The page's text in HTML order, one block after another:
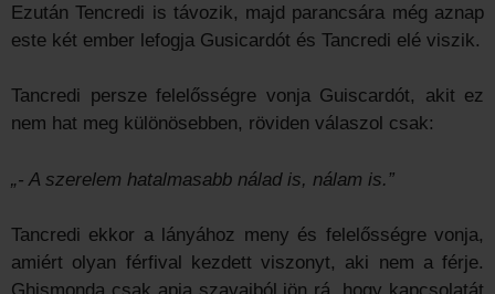
Ezután Tencredi is távozik, majd parancsára még aznap
este két ember lefogja Gusicardót és Tancredi elé viszik.
Tancredi persze felelősségre vonja Guiscardót, akit ez
nem hat meg különösebben, röviden válaszol csak:
„- A szerelem hatalmasabb nálad is, nálam is.”
Tancredi ekkor a lányához meny és felelősségre vonja,
amiért olyan férfival kezdett viszonyt, aki nem a férje.